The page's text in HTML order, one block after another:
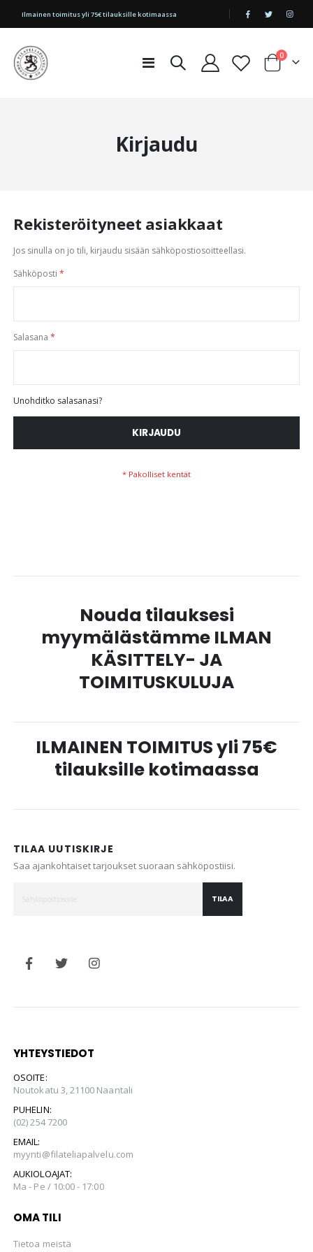
|
Ilmainen toimitus yli 75€ tilauksille kotimaassa
Toggle
Cart
0tuotetta
Kirjaudu
Rekisteröityneet asiakkaat
Jos sinulla on jo tili, kirjaudu sisään sähköpostiosoitteellasi.
Sähköposti
Salasana
Unohditko salasanasi?
KIRJAUDU
Nouda tilauksesi
myymälästämme ILMAN
KÄSITTELY- JA
TOIMITUSKULUJA
ILMAINEN TOIMITUS yli 75€
tilauksille kotimaassa
TILAA UUTISKIRJE
Saa ajankohtaiset tarjoukset suoraan sähköpostiisi.
TILAA
YHTEYSTIEDOT
OSOITE:
Noutokatu 3, 21100 Naantali
PUHELIN:
(02) 254 7200
EMAIL:
myynti@filateliapalvelu.com
AUKIOLOAJAT:
Ma - Pe / 10:00 - 17:00
OMA TILI
Tietoa meistä